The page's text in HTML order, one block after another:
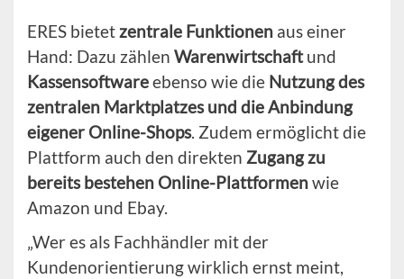
ERES bietetzentrale Funktionen aus einer
Hand: Dazu zählen Warenwirtschaftund
Kassensoftwareebenso wie die Nutzung des
zentralen Marktplatzes und die Anbindung
eigener Online-Shops. Zudem ermöglicht die
Plattform auch den direkten Zugang zu
bereits bestehen Online-Plattformenwie
Amazon und Ebay.
„Wer es als Fachhändler mit der
Kundenorientierung wirklich ernst meint,